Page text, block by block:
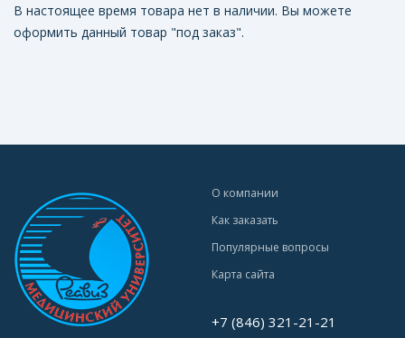
В настоящее время товара нет в наличии. Вы можете
оформить данный товар "под заказ".
О компании
Как заказать
Популярные вопросы
Карта сайта
+7 (846) 321-21-21